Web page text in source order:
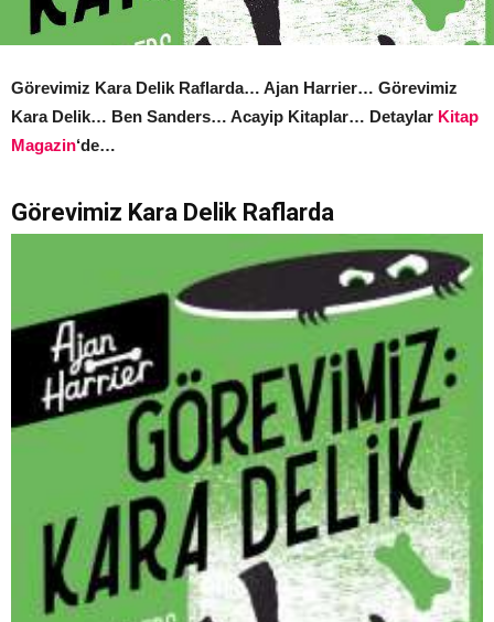
Görevimiz Kara Delik Raflarda… Ajan Harrier… Görevimiz
Kara Delik… Ben Sanders… Acayip Kitaplar… Detaylar Kitap
Magazin‘de…
Görevimiz Kara Delik Raflarda